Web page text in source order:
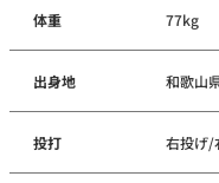
体重 77kg
出身地 和歌山
投打 右投げ/